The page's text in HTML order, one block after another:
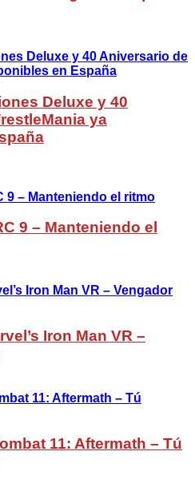
Deluxe y 40
ya
9 – Manteniendo el
Iron Man VR –
11: Aftermath – Tú